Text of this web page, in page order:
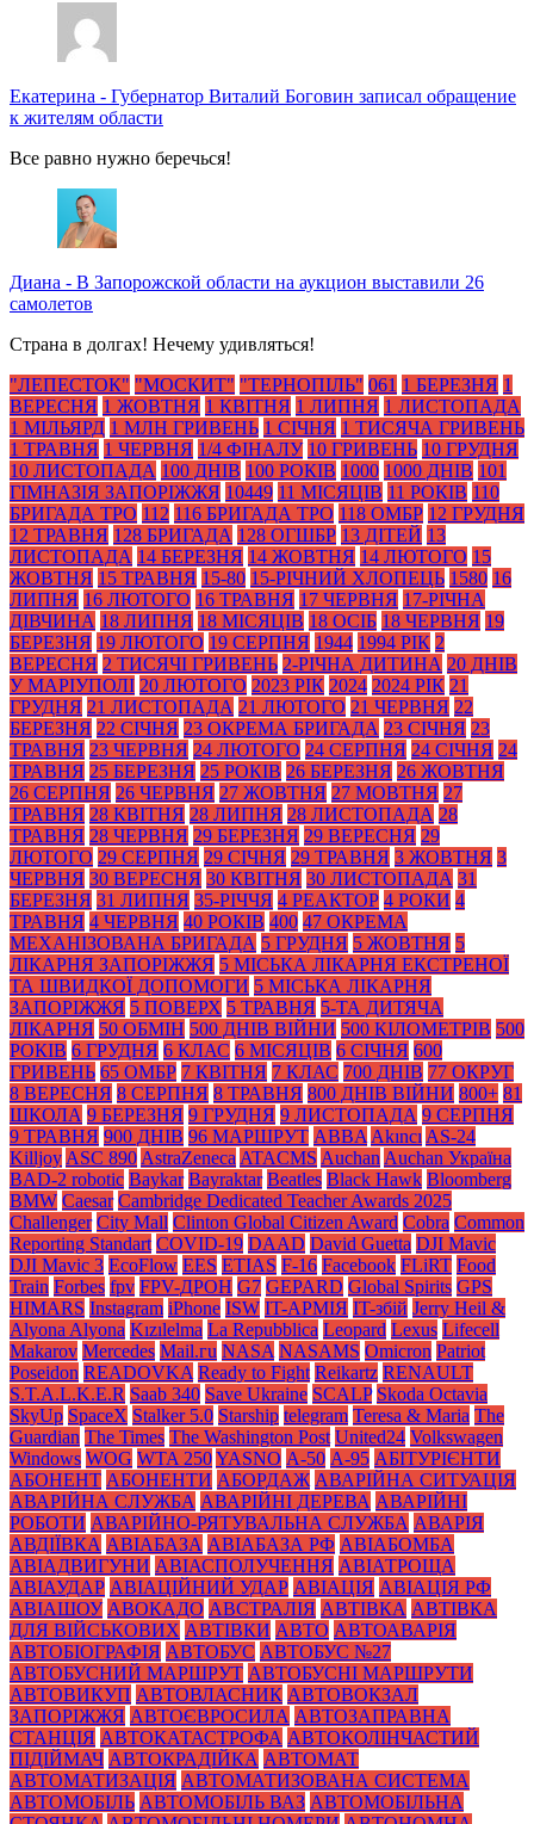
Екатерина - Губернатор Виталий Боговин записал обращение
к жителям области
Все равно нужно беречься!
Диана - В Запорожской области на аукцион выставили 26
самолетов
Страна в долгах! Нечему удивляться!
"ЛЕПЕСТОК" "МОСКИТ" "ТЕРНОПІЛЬ" 061 1 БЕРЕЗНЯ 1
ВЕРЕСНЯ 1 ЖОВТНЯ 1 КВІТНЯ 1 ЛИПНЯ 1 ЛИСТОПАДА
1 МІЛЬЯРД 1 МЛН ГРИВЕНЬ 1 СІЧНЯ 1 ТИСЯЧА ГРИВЕНЬ
1 ТРАВНЯ 1 ЧЕРВНЯ 1/4 ФІНАЛУ 10 ГРИВЕНЬ 10 ГРУДНЯ
10 ЛИСТОПАДА 100 ДНІВ 100 РОКІВ 1000 1000 ДНІВ 101
ГІМНАЗІЯ ЗАПОРІЖЖЯ 10449 11 МІСЯЦІВ 11 РОКІВ 110
БРИГАДА ТРО 112 116 БРИГАДА ТРО 118 ОМБР 12 ГРУДНЯ
12 ТРАВНЯ 128 БРИГАДА 128 ОГШБР 13 ДІТЕЙ 13
ЛИСТОПАДА 14 БЕРЕЗНЯ 14 ЖОВТНЯ 14 ЛЮТОГО 15
ЖОВТНЯ 15 ТРАВНЯ 15-80 15-РІЧНИЙ ХЛОПЕЦЬ 1580 16
ЛИПНЯ 16 ЛЮТОГО 16 ТРАВНЯ 17 ЧЕРВНЯ 17-РІЧНА
ДІВЧИНА 18 ЛИПНЯ 18 МІСЯЦІВ 18 ОСІБ 18 ЧЕРВНЯ 19
БЕРЕЗНЯ 19 ЛЮТОГО 19 СЕРПНЯ 1944 1994 РІК 2
ВЕРЕСНЯ 2 ТИСЯЧІ ГРИВЕНЬ 2-РІЧНА ДИТИНА 20 ДНІВ
У МАРІУПОЛІ 20 ЛЮТОГО 2023 РІК 2024 2024 РІК 21
ГРУДНЯ 21 ЛИСТОПАДА 21 ЛЮТОГО 21 ЧЕРВНЯ 22
БЕРЕЗНЯ 22 СІЧНЯ 23 ОКРЕМА БРИГАДА 23 СІЧНЯ 23
ТРАВНЯ 23 ЧЕРВНЯ 24 ЛЮТОГО 24 СЕРПНЯ 24 СІЧНЯ 24
ТРАВНЯ 25 БЕРЕЗНЯ 25 РОКІВ 26 БЕРЕЗНЯ 26 ЖОВТНЯ
26 СЕРПНЯ 26 ЧЕРВНЯ 27 ЖОВТНЯ 27 МОВТНЯ 27
ТРАВНЯ 28 КВІТНЯ 28 ЛИПНЯ 28 ЛИСТОПАДА 28
ТРАВНЯ 28 ЧЕРВНЯ 29 БЕРЕЗНЯ 29 ВЕРЕСНЯ 29
ЛЮТОГО 29 СЕРПНЯ 29 СІЧНЯ 29 ТРАВНЯ 3 ЖОВТНЯ 3
ЧЕРВНЯ 30 ВЕРЕСНЯ 30 КВІТНЯ 30 ЛИСТОПАДА 31
БЕРЕЗНЯ 31 ЛИПНЯ 35-РІЧЧЯ 4 РЕАКТОР 4 РОКИ 4
ТРАВНЯ 4 ЧЕРВНЯ 40 РОКІВ 400 47 ОКРЕМА
МЕХАНІЗОВАНА БРИГАДА 5 ГРУДНЯ 5 ЖОВТНЯ 5
ЛІКАРНЯ ЗАПОРІЖЖЯ 5 МІСЬКА ЛІКАРНЯ ЕКСТРЕНОЇ
ТА ШВИДКОЇ ДОПОМОГИ 5 МІСЬКА ЛІКАРНЯ
ЗАПОРІЖЖЯ 5 ПОВЕРХ 5 ТРАВНЯ 5-ТА ДИТЯЧА
ЛІКАРНЯ 50 ОБМІН 500 ДНІВ ВІЙНИ 500 КІЛОМЕТРІВ 500
РОКІВ 6 ГРУДНЯ 6 КЛАС 6 МІСЯЦІВ 6 СІЧНЯ 600
ГРИВЕНЬ 65 ОМБР 7 КВІТНЯ 7 КЛАС 700 ДНІВ 77 ОКРУГ
8 ВЕРЕСНЯ 8 СЕРПНЯ 8 ТРАВНЯ 800 ДНІВ ВІЙНИ 800+ 81
ШКОЛА 9 БЕРЕЗНЯ 9 ГРУДНЯ 9 ЛИСТОПАДА 9 СЕРПНЯ
9 ТРАВНЯ 900 ДНІВ 96 МАРШРУТ ABBA Akıncı AS-24
Killjoy ASC 890 AstraZeneca ATACMS Auchan Auchan Україна
BAD-2 robotic Baykar Bayraktar Beatles Black Нawk Bloomberg
BMW Caesar Cambridge Dedicated Teacher Awards 2025
Challenger City Mall Clinton Global Citizen Award Cobra Common
Reporting Standart COVID-19 DAAD David Guetta DJI Mavic
DJI Mavic 3 EcoFlow EES ETIAS F-16 Facebook FLiRT Food
Train Forbes fpv FPV-ДРОН G7 GEPARD Global Spirits GPS
HIMARS Instagram iPhone ISW IT-АРМІЯ IT-збій Jerry Heil &
Alyona Alyona Kızılelma La Repubblica Leopard Lexus Lifecell
Makarov Mercedes Mаil.гu NASA NASAMS Omicron Patriot
Poseidon READOVKA Ready to Fight Reikartz RENAULT
S.T.A.L.K.E.R Saab 340 Save Ukraine SCALP Skoda Octavia
SkyUp SpaceX Stalker 5.0 Starship telegram Teresa & Maria The
Guardian The Times The Washington Post United24 Volkswagen
Windows WOG WTA 250YASNO А-50 А-95 АБІТУРІЄНТИ
АБОНЕНТ АБОНЕНТИ АБОРДАЖ АВАРІЙНА СИТУАЦІЯ
АВАРІЙНА СЛУЖБА АВАРІЙНІ ДЕРЕВА АВАРІЙНІ
РОБОТИ АВАРІЙНО-РЯТУВАЛЬНА СЛУЖБА АВАРІЯ
АВДІЇВКА АВІАБАЗА АВІАБАЗА РФ АВІАБОМБА
АВІАДВИГУНИ АВІАСПОЛУЧЕННЯ АВІАТРОЩА
АВІАУДАР АВІАЦІЙНИЙ УДАР АВІАЦІЯ АВІАЦІЯ РФ
АВІАШОУ АВОКАДО АВСТРАЛІЯ АВТІВКА АВТІВКА
ДЛЯ ВІЙСЬКОВИХ АВТІВКИ АВТО АВТОАВАРІЯ
АВТОБІОГРАФІЯ АВТОБУС АВТОБУС №27
АВТОБУСНИЙ МАРШРУТ АВТОБУСНІ МАРШРУТИ
АВТОВИКУП АВТОВЛАСНИК АВТОВОКЗАЛ
ЗАПОРІЖЖЯ АВТОЄВРОСИЛА АВТОЗАПРАВНА
СТАНЦІЯ АВТОКАТАСТРОФА АВТОКОЛІНЧАСТИЙ
ПІДІЙМАЧ АВТОКРАДІЙКА АВТОМАТ
АВТОМАТИЗАЦІЯ АВТОМАТИЗОВАНА СИСТЕМА
АВТОМОБІЛЬ АВТОМОБІЛЬ ВАЗ АВТОМОБІЛЬНА